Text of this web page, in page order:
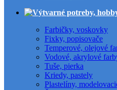
Farbičky, voskovky
Fixky, popisovače
Temperové, olejové
Vodové, akrylové
Tuše, pierka
Kriedy, pastely
Plastelíny,